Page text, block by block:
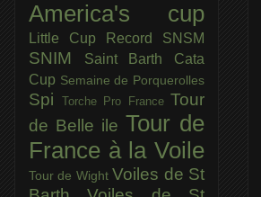
America's cup
Little Cup Record SNSM
SNIM
Saint Barth Cata
Cup Semaine de Porquerolles
Spi Torche Pro France Tour
de Belle ile Tour de
France à la Voile
Tour de Wight Voiles de St